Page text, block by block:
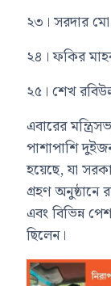
২৩। সরদার
২৪। ফকির
২৫। শেখ
এবারের
পাশাপাশি
হয়েছে, যা
গ্রহণ অনুষ্ঠানে
এবং বিভিন্ন
ছিলেন।